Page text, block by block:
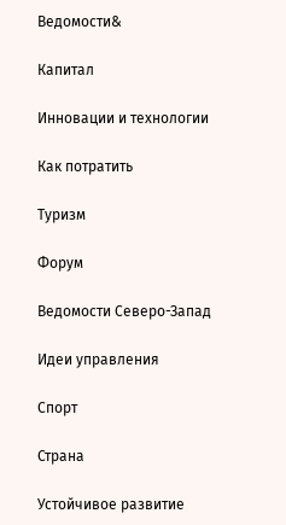
Ведомости&
Капитал
Инновации и технологии
Как потратить
Туризм
Форум
Ведомости Северо-Запад
Идеи управления
Спорт
Страна
Устойчивое развитие